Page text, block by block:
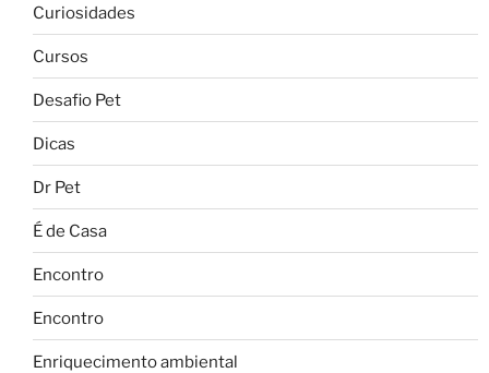
Curiosidades
Cursos
Desafio Pet
Dicas
Dr Pet
É de Casa
Encontro
Encontro
Enriquecimento ambiental